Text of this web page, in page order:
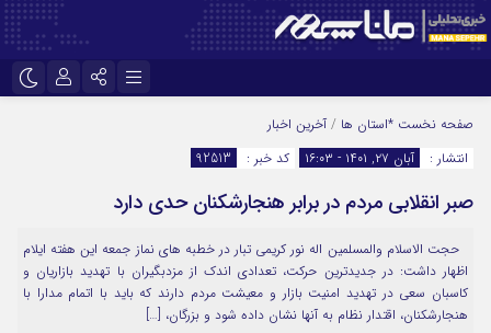
اینستاگرام
سروش
ایتا
آپارات
نام کاربری یا نشانی ایمیل
رمز عبور
مرا به خاطر بسپار
صفحه نخست *استان ها / آخرین اخبار
انتشار :
آبان ۲۷, ۱۴۰۱ - ۱۶:۰۳ کد خبر : 92513
صبر انقلابی مردم در برابر هنجارشکنان حدی دارد
حجت الاسلام والمسلمین اله نور کریمی تبار در خطبه های نماز جمعه این هفته ایلام
اظهار داشت: در جدیدترین حرکت، تعدادی اندک از مزدبگیران با تهدید بازاریان و
کاسبان سعی در تهدید امنیت بازار و معیشت مردم دارند که باید با اتمام مدارا با
هنجارشکنان، اقتدار نظام به آنها نشان داده شود و بزرگان، […]